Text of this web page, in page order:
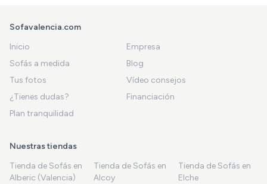
Sofavalencia.com
Inicio
Empresa
Sofás a medida
Blog
Tus fotos
Vídeo consejos
¿Tienes dudas?
Financiación
Plan tranquilidad
Nuestras tiendas
Tienda de Sofás en
Alberic (Valencia)
Tienda de Sofás en
Alcoy
Tienda de Sofás en
Elche